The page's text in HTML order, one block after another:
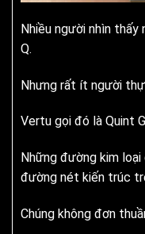
Nhiều người nhìn
Q.
Nhưng rất ít người
Vertu gọi đó là Quint
Những đường kim
đường nét kiến trúc
Chúng không đơn